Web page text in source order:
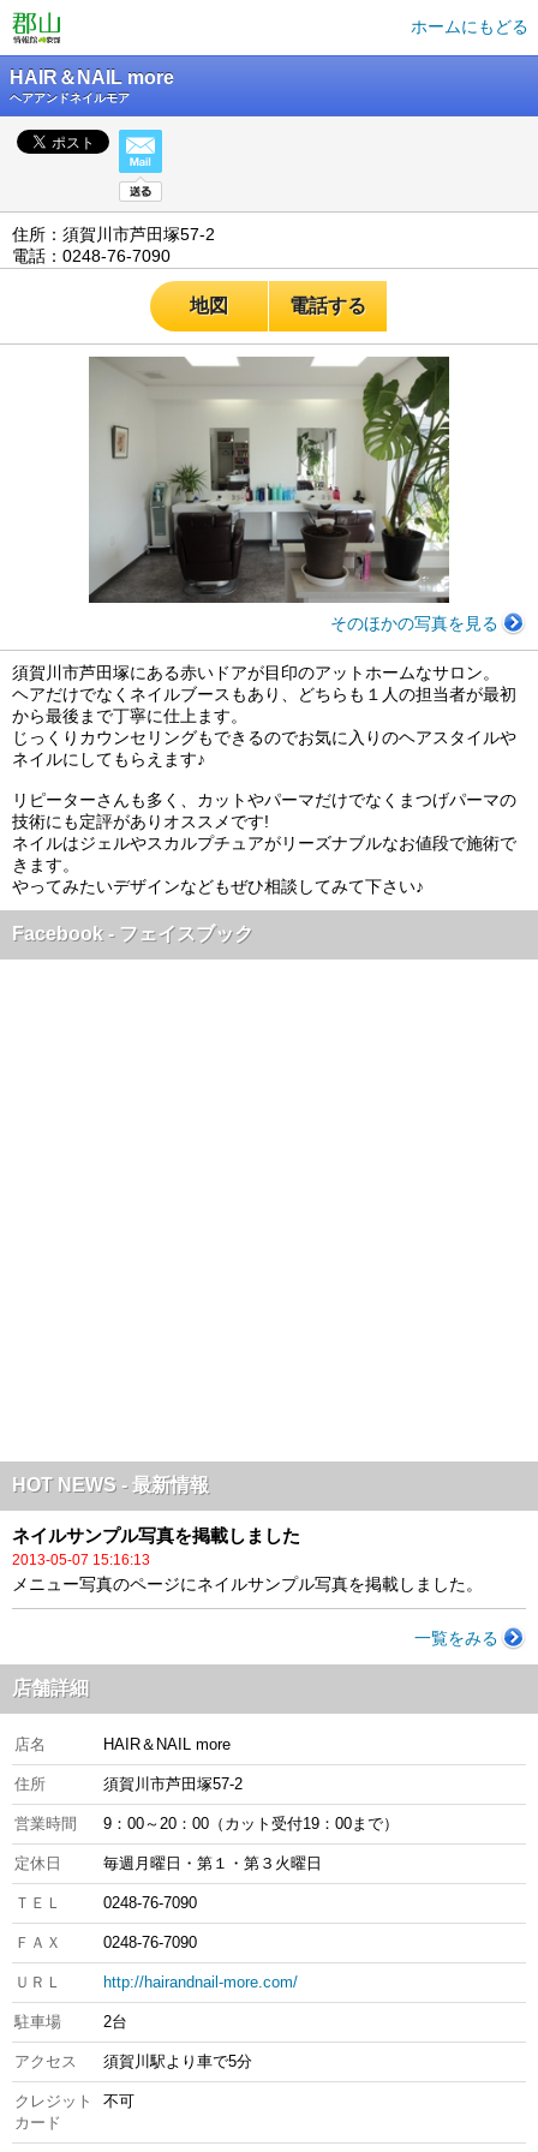
ホームにもどる
HAIR＆NAIL more
ヘアアンドネイルモア
住所：須賀川市芦田塚57-2
電話：0248-76-7090
地図 電話する
そのほかの写真を見る
須賀川市芦田塚にある赤いドアが目印のアットホームなサロン。
ヘアだけでなくネイルブースもあり、どちらも１人の担当者が最初
から最後まで丁寧に仕上ます。
じっくりカウンセリングもできるのでお気に入りのヘアスタイルや
ネイルにしてもらえます♪
リピーターさんも多く、カットやパーマだけでなくまつげパーマの
技術にも定評がありオススメです!
ネイルはジェルやスカルプチュアがリーズナブルなお値段で施術で
きます。
やってみたいデザインなどもぜひ相談してみて下さい♪
Facebook - フェイスブック
HOT NEWS - 最新情報
ネイルサンプル写真を掲載しました
2013-05-07 15:16:13
メニュー写真のページにネイルサンプル写真を掲載しました。
一覧をみる
店舗詳細
店名 HAIR＆NAIL more
住所 須賀川市芦田塚57-2
営業時間 9：00～20：00（カット受付19：00まで）
定休日 毎週月曜日・第１・第３火曜日
ＴＥＬ 0248-76-7090
ＦＡＸ 0248-76-7090
ＵＲＬ http://hairandnail-more.com/
駐車場 2台
アクセス 須賀川駅より車で5分
クレジット
カード
不可